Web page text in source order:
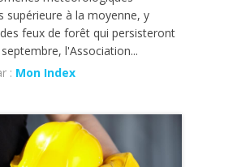
supérieure à la moyenne, y
feux de forêt qui persisteront
l'Association...
: Mon Index